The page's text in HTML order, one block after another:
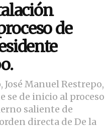
de
Manuel Restrepo,
se de inicio al proceso
saliente de
directa de De la